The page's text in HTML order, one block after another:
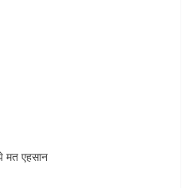
मत एहसान